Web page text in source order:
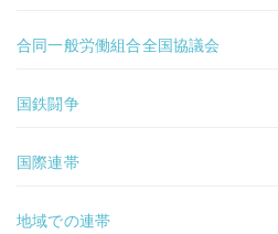
合同一般労働組合全国協議会
国鉄闘争
国際連帯
地域での連帯